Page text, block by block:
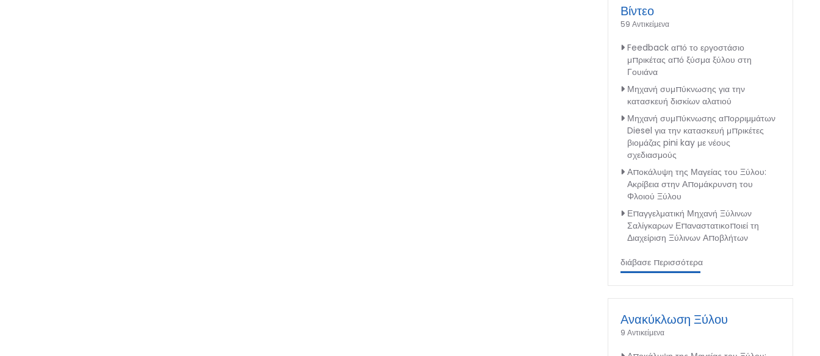
Βίντεο
59 Αντικείμενα
Feedback από το εργοστάσιο
μπρικέτας από ξύσμα ξύλου στη
Γουιάνα
Μηχανή συμπύκνωσης για την
κατασκευή δισκίων αλατιού
Μηχανή συμπύκνωσης απορριμμάτων
Diesel για την κατασκευή μπρικέτες
βιομάζας pini kay με νέους
σχεδιασμούς
Αποκάλυψη της Μαγείας του Ξύλου:
Ακρίβεια στην Απομάκρυνση του
Φλοιού Ξύλου
Επαγγελματική Μηχανή Ξύλινων
Σαλίγκαρων Επαναστατικοποιεί τη
Διαχείριση Ξύλινων Αποβλήτων
διάβασε περισσότερα
Ανακύκλωση Ξύλου
9 Αντικείμενα